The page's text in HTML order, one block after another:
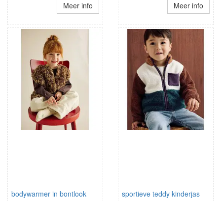
Meer info Meer info
bodywarmer in bontlook
sportieve teddy kinderjas